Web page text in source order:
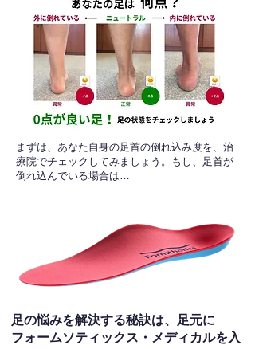
​まずは、あなた自身の足首の倒れ込み度を、治
療院でチェックしてみましょう。もし、足首が
倒れ込んでいる場合は…
足の悩みを解決する秘訣は、足元に
フォームソティックス・メディカルを入